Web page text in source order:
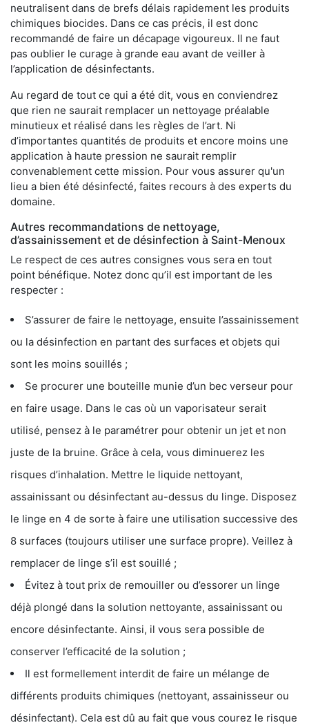
neutralisent dans de brefs délais rapidement les produits
chimiques biocides. Dans ce cas précis, il est donc
recommandé de faire un décapage vigoureux. Il ne faut
pas oublier le curage à grande eau avant de veiller à
l’application de désinfectants.
Au regard de tout ce qui a été dit, vous en conviendrez
que rien ne saurait remplacer un nettoyage préalable
minutieux et réalisé dans les règles de l’art. Ni
d’importantes quantités de produits et encore moins une
application à haute pression ne saurait remplir
convenablement cette mission. Pour vous assurer qu'un
lieu a bien été désinfecté, faites recours à des experts du
domaine.
Autres recommandations de nettoyage,
d’assainissement et de désinfection à Saint-Menoux
Le respect de ces autres consignes vous sera en tout
point bénéfique. Notez donc qu’il est important de les
respecter :
S’assurer de faire le nettoyage, ensuite l’assainissement
ou la désinfection en partant des surfaces et objets qui
sont les moins souillés ;
Se procurer une bouteille munie d’un bec verseur pour
en faire usage. Dans le cas où un vaporisateur serait
utilisé, pensez à le paramétrer pour obtenir un jet et non
juste de la bruine. Grâce à cela, vous diminuerez les
risques d’inhalation. Mettre le liquide nettoyant,
assainissant ou désinfectant au-dessus du linge. Disposez
le linge en 4 de sorte à faire une utilisation successive des
8 surfaces (toujours utiliser une surface propre). Veillez à
remplacer de linge s’il est souillé ;
Évitez à tout prix de remouiller ou d’essorer un linge
déjà plongé dans la solution nettoyante, assainissant ou
encore désinfectante. Ainsi, il vous sera possible de
conserver l’efficacité de la solution ;
Il est formellement interdit de faire un mélange de
différents produits chimiques (nettoyant, assainisseur ou
désinfectant). Cela est dû au fait que vous courez le risque